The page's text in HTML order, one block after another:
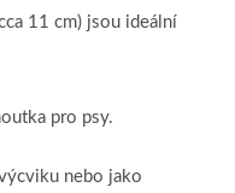
11 cm) jsou ideální
pro psy.
nebo jako